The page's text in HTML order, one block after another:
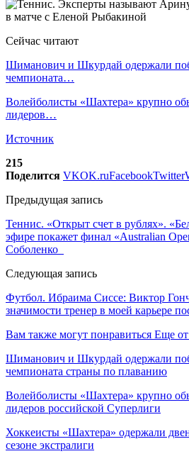
Сейчас читают
Шиманович и Шкурдай одержали
чемпионата…
Волейболисты «Шахтера» крупно
лидеров…
Источник
215
Поделится VKOK.ruFacebookTwitter
Предыдущая запись
Теннис. «Открыт счет в рублях».
эфире покажет финал «Australian
Соболенко
Следующая запись
Футбол. Ибраима Сиссе: Виктор
значимости тренер в моей карьере
Вам также могут понравиться Еще от
Шиманович и Шкурдай одержали
чемпионата страны по плаванию
Волейболисты «Шахтера» крупно
лидеров российской Суперлиги
Хоккеисты «Шахтера» одержали
сезоне экстралиги